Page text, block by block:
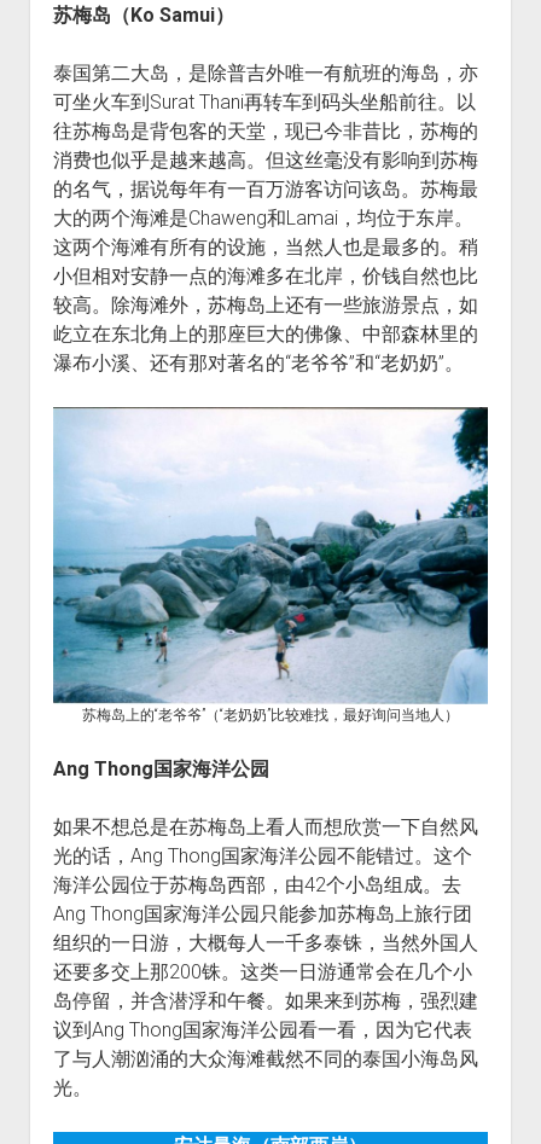
苏梅岛（ Ko Samui）
泰国第二大岛，是除普吉外唯一有航班的海岛，亦
可坐火车到Surat Thani再转车到码头坐船前往。以
往苏梅岛是背包客的天堂，现已今非昔比，苏梅的
消费也似乎是越来越高。但这丝毫没有影响到苏梅
的名气，据说每年有一百万游客访问该岛。苏梅最
大的两个海滩是Chaweng和Lamai，均位于东岸。
这两个海滩有所有的设施，当然人也是最多的。稍
小但相对安静一点的海滩多在北岸，价钱自然也比
较高。除海滩外，苏梅岛上还有一些旅游景点，如
屹立在东北角上的那座巨大的佛像、中部森林里的
瀑布小溪、还有那对著名的“老爷爷”和“老奶奶”。
苏梅岛上的“老爷爷”（“老奶奶”比较难找，最好询问当地人）
Ang Thong 国家海洋公园
如果不想总是在苏梅岛上看人而想欣赏一下自然风
光的话，Ang Thong国家海洋公园不能错过。这个
海洋公园位于苏梅岛西部，由42个小岛组成。去
Ang Thong国家海洋公园只能参加苏梅岛上旅行团
组织的一日游，大概每人一千多泰铢，当然外国人
还要多交上那200铢。这类一日游通常会在几个小
岛停留，并含潜浮和午餐。如果来到苏梅，强烈建
议到Ang Thong国家海洋公园看一看，因为它代表
了与人潮汹涌的大众海滩截然不同的泰国小海岛风
光。